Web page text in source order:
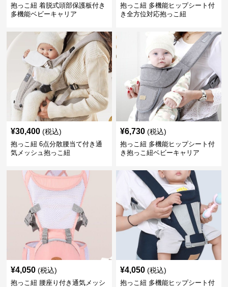
抱っこ紐 着脱式頭部保護板付き
多機能ベビーキャリア
抱っこ紐 多機能ヒップシート付
き全方位対応抱っこ紐
¥30,400 (税込)
抱っこ紐 6点分散腰当て付き通
気メッシュ抱っこ紐
¥6,730 (税込)
抱っこ紐 多機能ヒップシート付
き抱っこ紐ベビーキャリア
¥4,050 (税込)
抱っこ紐 腰座り付き通気メッシ
¥4,050 (税込)
抱っこ紐 多機能ヒップシート付